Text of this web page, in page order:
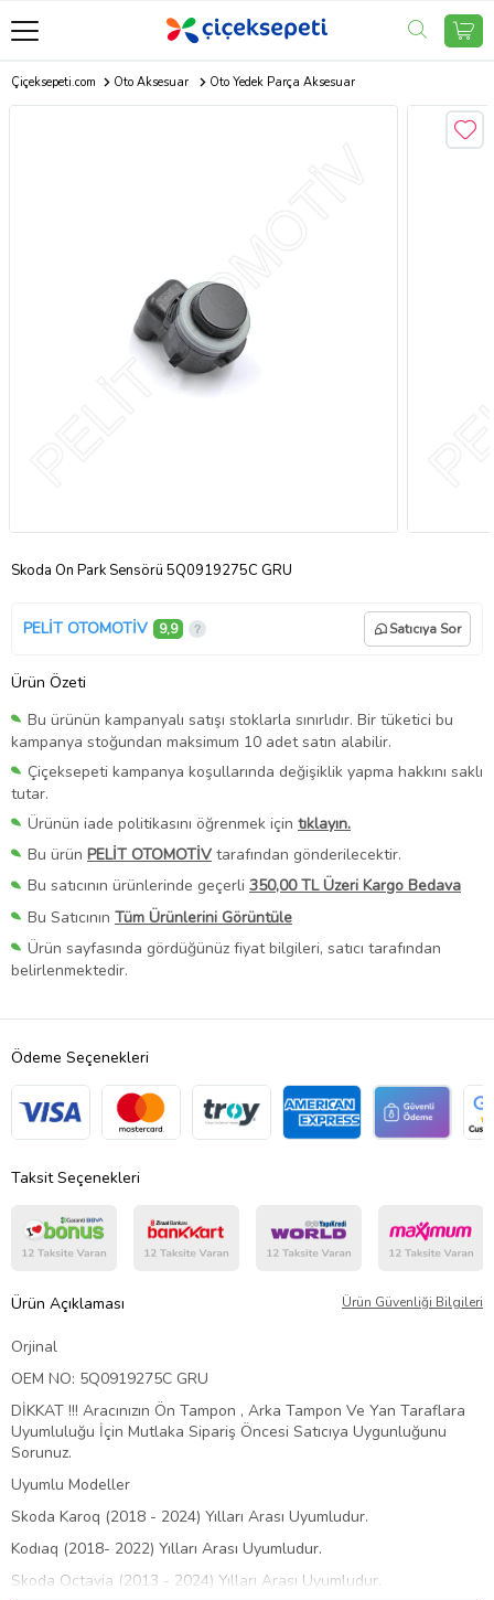
Çiçeksepeti.com Oto Aksesuar Oto Yedek Parça Aksesuar
Skoda Ön Park Sensörü 5Q0919275C GRU
PELİT OTOMOTİV 9,9 Satıcıya Sor
Ürün Özeti
Bu ürünün kampanyalı satışı stoklarla sınırlıdır. Bir tüketici bu
kampanya stoğundan maksimum 10 adet satın alabilir.
Çiçeksepeti kampanya koşullarında değişiklik yapma hakkını saklı
tutar.
Ürünün iade politikasını öğrenmek için tıklayın.
Bu ürün PELİT OTOMOTİV tarafından gönderilecektir.
Bu satıcının ürünlerinde geçerli 350,00 TL Üzeri Kargo Bedava
Bu Satıcının Tüm Ürünlerini Görüntüle
Ürün sayfasında gördüğünüz fiyat bilgileri, satıcı tarafından
belirlenmektedir.
Ödeme Seçenekleri
Taksit Seçenekleri
Ürün Açıklaması Ürün Güvenliği Bilgileri
Orjinal
OEM NO: 5Q0919275C GRU
DİKKAT !!! Aracınızın Ön Tampon , Arka Tampon Ve Yan Taraflara
Uyumluluğu İçin Mutlaka Sipariş Öncesi Satıcıya Uygunluğunu
Sorunuz.
Uyumlu Modeller
Skoda Karoq (2018 - 2024) Yılları Arası Uyumludur.
Kodıaq (2018- 2022) Yılları Arası Uyumludur.
Skoda Octavia (2013 - 2024) Yılları Arası Uyumludur.